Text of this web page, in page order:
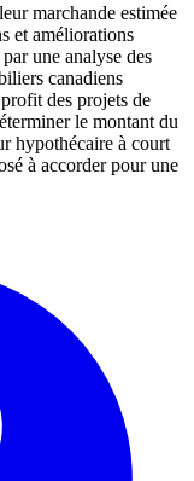
marchande estimée
et améliorations
une analyse des
canadiens
des projets de
le montant du
hypothécaire à court
à accorder pour une